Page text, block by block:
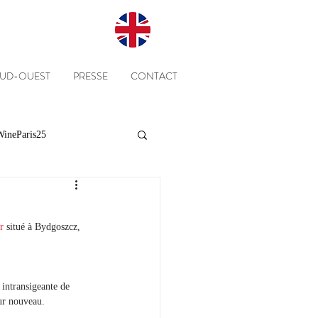
OUEST PRESSE CONTACT
Clients
situé à Bydgoszcz,
de
nouveau.